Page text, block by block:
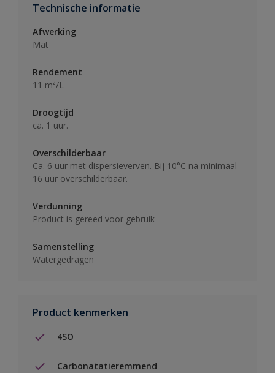
Technische informatie
Afwerking
Mat
Rendement
11 m²/L
Droogtijd
ca. 1 uur.
Overschilderbaar
Ca. 6 uur met dispersieverven. Bij 10°C na minimaal
16 uur overschilderbaar.
Verdunning
Product is gereed voor gebruik
Samenstelling
Watergedragen
Product kenmerken
4SO
Carbonatatieremmend